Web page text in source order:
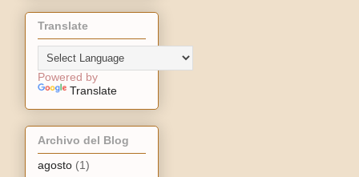
Translate
Powered by
Translate
Archivo del Blog
agosto (1)